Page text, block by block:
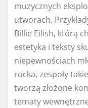
muzycznych
utworach.
Billie Eilish, którą
estetyka i teksty
niepewnościach
rocka, zespoły
tworzą złożone
tematy